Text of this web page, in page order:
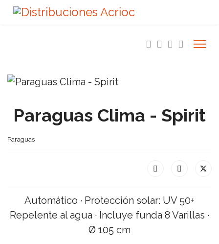
Paraguas Clima - Spirit
Paraguas
Automático · Protección solar: UV 50+
Repelente al agua · Incluye funda 8 Varillas ·
Ø 105 cm